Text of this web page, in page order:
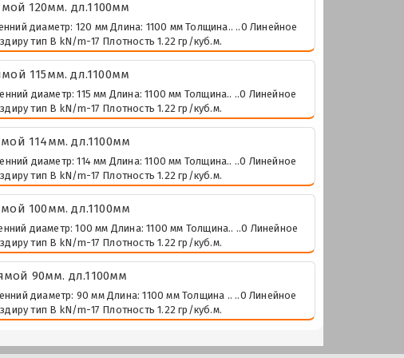
120мм. дл.1100мм
диаметр: 120 мм Длина: 1100 мм Толщина.. ..0 Линейное
тип В kN/m-17 Плотность 1.22 гр/куб.м.
115мм. дл.1100мм
диаметр: 115 мм Длина: 1100 мм Толщина.. ..0 Линейное
тип В kN/m-17 Плотность 1.22 гр/куб.м.
114мм. дл.1100мм
диаметр: 114 мм Длина: 1100 мм Толщина.. ..0 Линейное
тип В kN/m-17 Плотность 1.22 гр/куб.м.
100мм. дл.1100мм
диаметр: 100 мм Длина: 1100 мм Толщина.. ..0 Линейное
тип В kN/m-17 Плотность 1.22 гр/куб.м.
90мм. дл.1100мм
диаметр: 90 мм Длина: 1100 мм Толщина .. ..0 Линейное
тип В kN/m-17 Плотность 1.22 гр/куб.м.